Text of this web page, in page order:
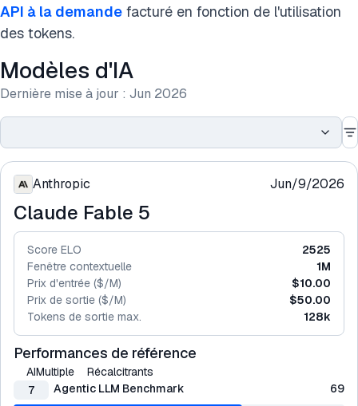
API à la demande facturé en fonction de l'utilisation
des tokens.
Modèles d'IA
Dernière mise à jour : Jun 2026
Anthropic Jun/9/2026
Claude Fable 5
Score ELO
2525
Fenêtre contextuelle
1M
Prix d'entrée ($/M)
$10.00
Prix de sortie ($/M)
$50.00
Tokens de sortie max.
128k
Performances de référence
AIMultiple
Récalcitrants
7
Agentic LLM Benchmark 69